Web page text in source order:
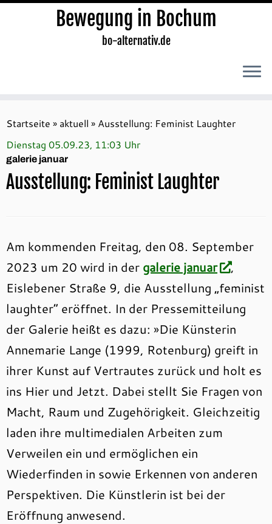
Inhalt
springen
Bewegung in Bochum
bo-alternativ.de
Startseite » aktuell » Ausstellung: Feminist Laughter
Dienstag 05.09.23, 11:03 Uhr
galerie januar
Ausstellung: Feminist Laughter
Am kommenden Freitag, den 08. September
2023 um 20 wird in der galerie januar
,
Eislebener Straße 9, die Ausstellung „feminist
laughter“ eröffnet. In der Pressemitteilung
der Galerie heißt es dazu: »Die Künsterin
Annemarie Lange (1999, Rotenburg) greift in
ihrer Kunst auf Vertrautes zurück und holt es
ins Hier und Jetzt. Dabei stellt Sie Fragen von
Macht, Raum und Zugehörigkeit. Gleichzeitig
laden ihre multimedialen Arbeiten zum
Verweilen ein und ermöglichen ein
Wiederfinden in sowie Erkennen von anderen
Perspektiven. Die Künstlerin ist bei der
Eröffnung anwesend.